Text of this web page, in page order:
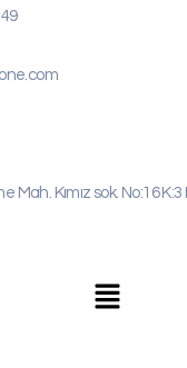
Mah. Kımız sok. No:16